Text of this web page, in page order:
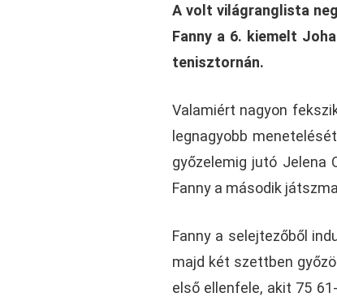
A volt világranglista
Fanny a 6. kiemelt
tenisztornán.
Valamiért nagyon
legnagyobb
győzelemig jutó Jelena
Fanny a második
Fanny a selejtezőből
majd két szettben
első ellenfele, akit 75